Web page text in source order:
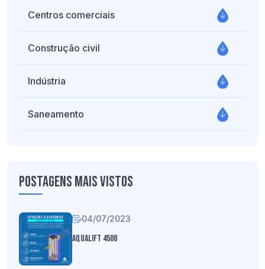
Centros comerciais
Construção civil
Indústria
Saneamento
Postagens mais vistos
04/07/2023
Aqualift 4500